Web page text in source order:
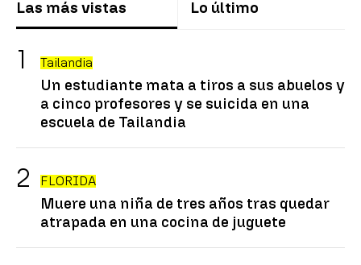
Las más vistas Lo último
Tailandia
Un estudiante mata a tiros a sus abuelos y
a cinco profesores y se suicida en una
escuela de Tailandia
FLORIDA
Muere una niña de tres años tras quedar
atrapada en una cocina de juguete